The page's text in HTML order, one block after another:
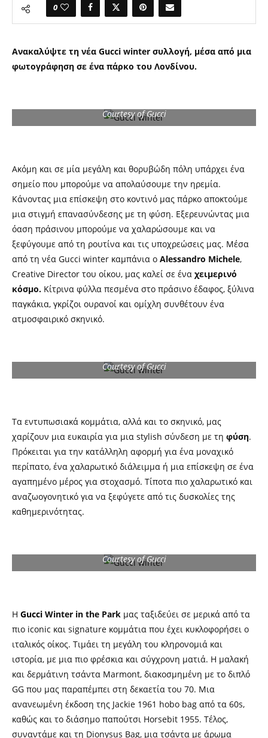
0
Ανακαλύψτε τη νέα Gucci winter συλλογή, μέσα από μια
φωτογράφηση σε ένα πάρκο του Λονδίνου.
Courtesy of Gucci
Ακόμη και σε μία μεγάλη και θορυβώδη πόλη υπάρχει ένα
σημείο που μπορούμε να απολαύσουμε την ηρεμία.
Κάνοντας μια επίσκεψη στο κοντινό μας πάρκο αποκτούμε
μια στιγμή επανασύνδεσης με τη φύση. Εξερευνώντας μια
όαση πράσινου μπορούμε να χαλαρώσουμε και να
ξεφύγουμε από τη ρουτίνα και τις υποχρεώσεις μας. Μέσα
από τη νέα Gucci winter καμπάνια ο Alessandro Michele,
Creative Director του οίκου, μας καλεί σε ένα χειμερινό
κόσμο. Κίτρινα φύλλα πεσμένα στο πράσινο έδαφος, ξύλινα
παγκάκια, γκρίζοι ουρανοί και ομίχλη συνθέτουν ένα
ατμοσφαιρικό σκηνικό.
Courtesy of Gucci
Τα εντυπωσιακά κομμάτια, αλλά και το σκηνικό, μας
χαρίζουν μια ευκαιρία για μια stylish σύνδεση με τη φύση.
Πρόκειται για την κατάλληλη αφορμή για ένα μοναχικό
περίπατο, ένα χαλαρωτικό διάλειμμα ή μια επίσκεψη σε ένα
αγαπημένο μέρος για στοχασμό. Τίποτα πιο χαλαρωτικό και
αναζωογονητικό για να ξεφύγετε από τις δυσκολίες της
καθημερινότητας.
Courtesy of Gucci
Η Gucci Winter in the Park μας ταξιδεύει σε μερικά από τα
πιο iconic και signature κομμάτια που έχει κυκλοφορήσει ο
ιταλικός οίκος. Τιμάει τη μεγάλη του κληρονομιά και
ιστορία, με μια πιο φρέσκια και σύγχρονη ματιά. Η μαλακή
και δερμάτινη τσάντα Marmont, διακοσμημένη με το διπλό
GG που μας παραπέμπει στη δεκαετία του 70. Μια
ανανεωμένη έκδοση της Jackie 1961 hobo bag από τα 60s,
καθώς και το διάσημο παπούτσι Horsebit 1955. Τέλος,
συναντάμε και τη Dionysus Bag, μια τσάντα με άρωμα